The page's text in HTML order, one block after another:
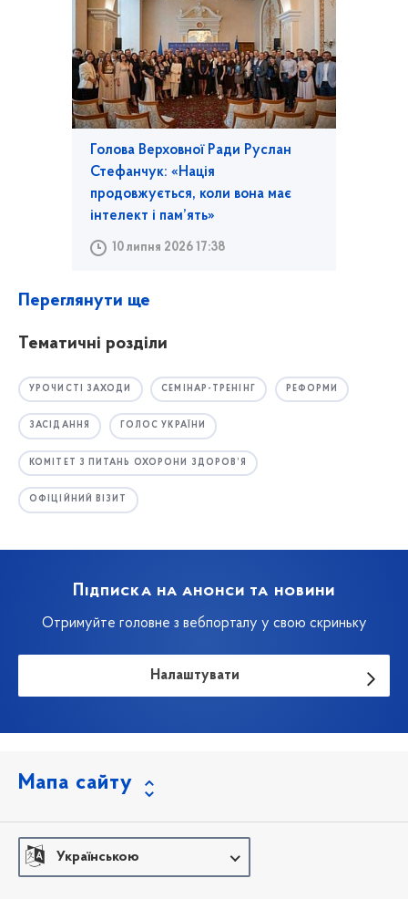
Голова Верховної Ради Руслан
Стефанчук: «Нація
продовжується, коли вона має
інтелект і пам’ять»
10 липня 2026 17:38
Переглянути ще
Тематичні розділи
УРОЧИСТІ ЗАХОДИ СЕМІНАР-ТРЕНІНГ РЕФОРМИ
ЗАСІДАННЯ ГОЛОС УКРАЇНИ
КОМІТЕТ З ПИТАНЬ ОХОРОНИ ЗДОРОВ’Я
ОФІЦІЙНИЙ ВІЗИТ
Підписка на анонси та новини
Отримуйте головне з вебпорталу у свою скриньку
Налаштувати
Мапа сайту
Українською